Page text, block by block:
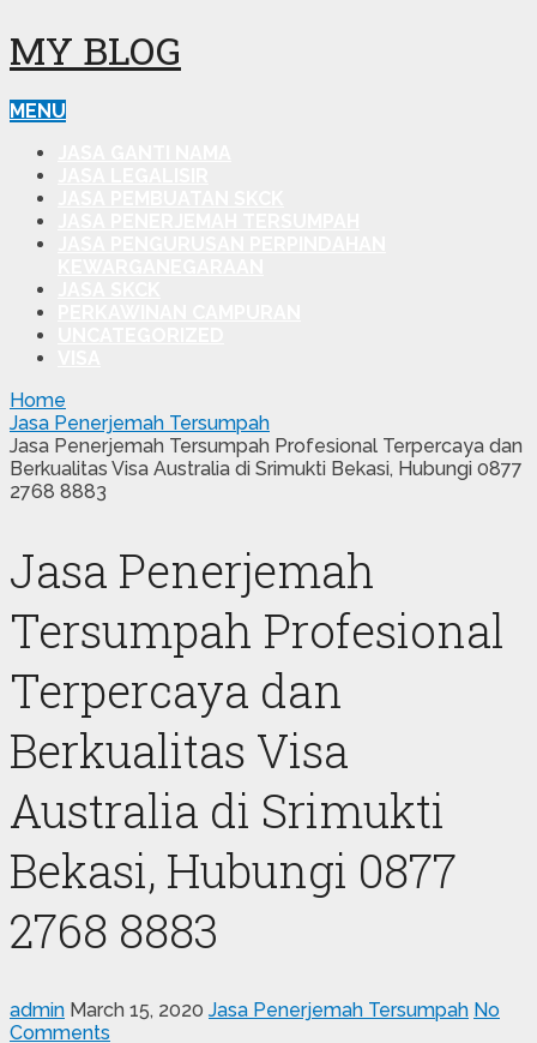
MY BLOG
MENU
Home
Jasa Penerjemah Tersumpah
Jasa Penerjemah Tersumpah Profesional Terpercaya dan
Berkualitas Visa Australia di Srimukti Bekasi, Hubungi 0877
2768 8883
Jasa Penerjemah
Tersumpah Profesional
Terpercaya dan
Berkualitas Visa
Australia di Srimukti
Bekasi, Hubungi 0877
2768 8883
admin March 15, 2020 Jasa Penerjemah Tersumpah No
Comments